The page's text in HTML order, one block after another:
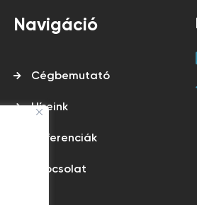
Navigáció
Cégbemutató
Híreink
Referenciák
Kapcsolat